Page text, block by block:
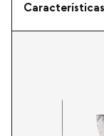
Características